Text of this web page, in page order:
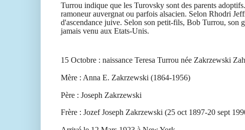
Turrou indique que les Turovsky sont des parents
ramoneur auvergnat ou parfois alsacien. Selon Rhodri
d'ascendance juive. Selon son petit-fils, Bob Turrou, son
jamais venu aux Etats-Unis.
15 Octobre : naissance Teresa Turrou née Zakrzewski
Mère : Anna E. Zakrzewski (1864-1956)
Père : Joseph Zakrzewski
Frère : Jozef Joseph Zakrzewski (25 oct 1897-20 sept